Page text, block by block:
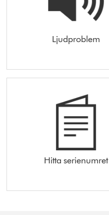
Ljudproblem
Hitta serienumret